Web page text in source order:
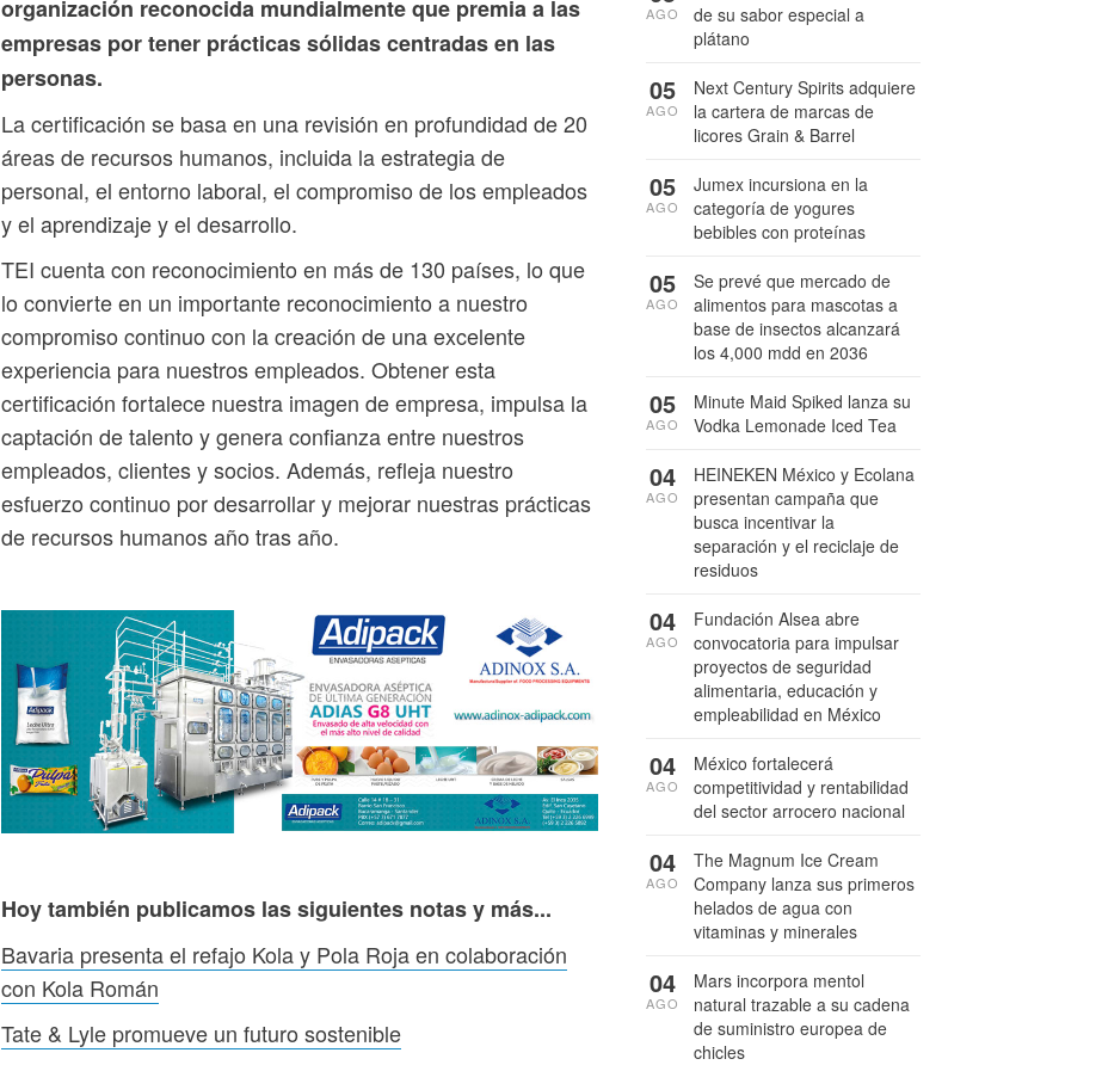
organización reconocida mundialmente que premia a las
empresas por tener prácticas sólidas centradas en las
personas.
La certificación se basa en una revisión en profundidad de 20
áreas de recursos humanos, incluida la estrategia de
personal, el entorno laboral, el compromiso de los empleados
y el aprendizaje y el desarrollo.
TEI cuenta con reconocimiento en más de 130 países, lo que
lo convierte en un importante reconocimiento a nuestro
compromiso continuo con la creación de una excelente
experiencia para nuestros empleados. Obtener esta
certificación fortalece nuestra imagen de empresa, impulsa la
captación de talento y genera confianza entre nuestros
empleados, clientes y socios. Además, refleja nuestro
esfuerzo continuo por desarrollar y mejorar nuestras prácticas
de recursos humanos año tras año.
Hoy también publicamos las siguientes notas y más...
Bavaria presenta el refajo Kola y Pola Roja en colaboración
con Kola Román
Tate & Lyle promueve un futuro sostenible
de su sabor especial a
plátano
AGO
Next Century Spirits adquiere
la cartera de marcas de
licores Grain & Barrel
05
AGO
Jumex incursiona en la
categoría de yogures
bebibles con proteínas
05
AGO
Se prevé que mercado de
alimentos para mascotas a
base de insectos alcanzará
los 4,000 mdd en 2036
05
AGO
Minute Maid Spiked lanza su
Vodka Lemonade Iced Tea
05
AGO
HEINEKEN México y Ecolana
presentan campaña que
busca incentivar la
separación y el reciclaje de
residuos
04
AGO
Fundación Alsea abre
convocatoria para impulsar
proyectos de seguridad
alimentaria, educación y
empleabilidad en México
04
AGO
México fortalecerá
competitividad y rentabilidad
del sector arrocero nacional
04
AGO
The Magnum Ice Cream
Company lanza sus primeros
helados de agua con
vitaminas y minerales
04
AGO
Mars incorpora mentol
natural trazable a su cadena
de suministro europea de
chicles
04
AGO